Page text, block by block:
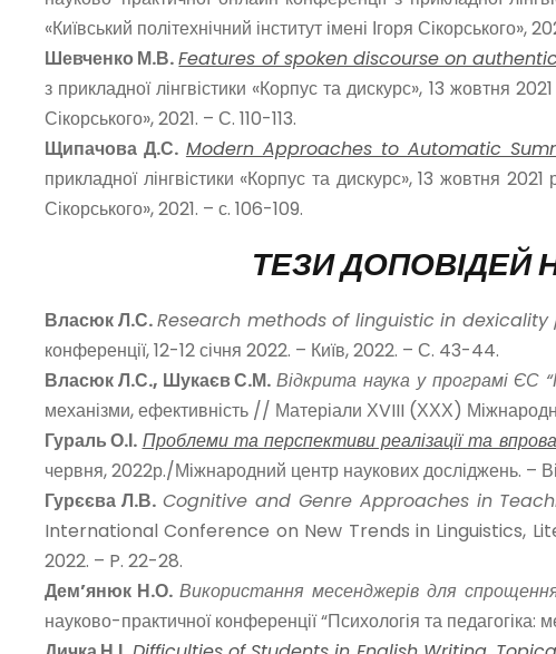
«Київський політехнічний інститут імені Ігоря Сікорського»,
Шевченко М.В.Features of spoken discourse on
з прикладної лінгвістики «Корпус та дискурс», 13 жовтня
Сікорського», 2021. – С. 110-113.
Щипачова Д.С. Modern Approaches to Automatic
прикладної лінгвістики «Корпус та дискурс», 13 жовтня
Сікорського», 2021. – с. 106-109.
ТЕЗИ ДОПОВІДЕЙ
Власюк Л.С.Research methodsof linguisticin dexicality
конференції, 12-12 січня 2022. – Київ, 2022. – С. 43-44.
Власюк Л.С., Шукаєв С.М. Відкрита наука у програмі ЄС
механізми, ефективність // Матеріали ХVIII (ХХХ)
Гураль О.І. Проблеми та перспективи реалізації та
червня, 2022р./Міжнародний центр наукових досліджень.
Гурєєва Л.В. Cognitive and Genre Approaches in
International Conference on New Trends in Linguistics,
2022. – P. 22-28.
Дем’янюк Н.О. Використання месенджерів для
науково-практичної конференції “Психологія та